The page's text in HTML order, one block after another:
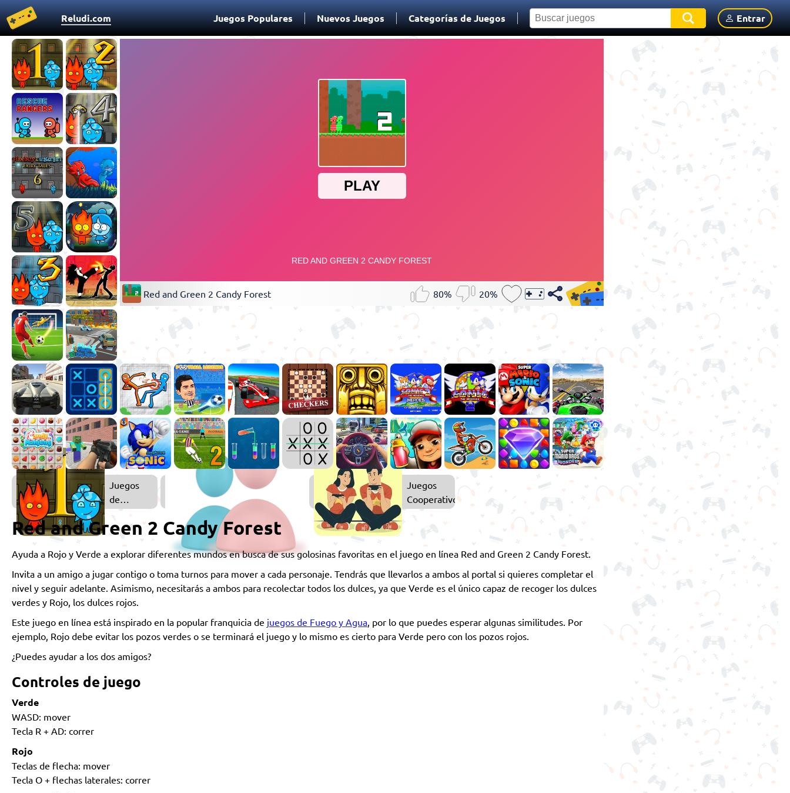
Reludi.com Juegos Populares Nuevos Juegos Categorías de Juegos Entrar
Red and Green 2 Candy Forest 80% 20%
Juegos
de
Agua
Juegos
de
2
Jugadores
Juegos
Cooperativos
Red and Green 2 Candy Forest
Ayuda a Rojo y Verde a explorar diferentes mundos en busca de sus golosinas favoritas en el juego en línea Red and Green 2 Candy Forest.
Invita a un amigo a jugar contigo o toma turnos para mover a cada personaje. Tendrás que llevarlos a ambos al portal si quieres completar el
nivel y seguir adelante. Asimismo, necesitarás a ambos para recolectar todos los dulces, ya que Verde es el único capaz de recoger los dulces
verdes y Rojo, los dulces rojos.
Este juego en línea está inspirado en la popular franquicia de juegos de Fuego y Agua, por lo que puedes esperar algunas similitudes. Por
ejemplo, Rojo debe evitar los pozos verdes o se terminará el juego y lo mismo es cierto para Verde pero con los pozos rojos.
¿Puedes ayudar a los dos amigos?
Controles de juego
Verde
WASD: mover
Tecla R + AD: correr
Rojo
Teclas de flecha: mover
Tecla O + flechas laterales: correr